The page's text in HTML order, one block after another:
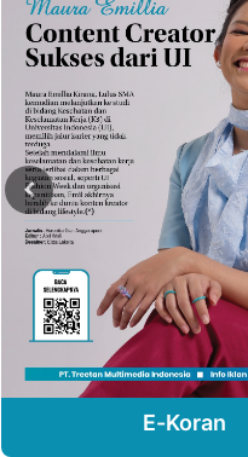
E-Koran
E-Koran
Previous